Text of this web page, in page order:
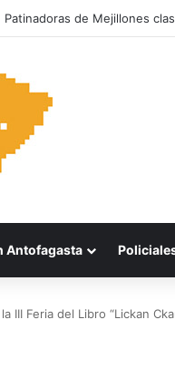
FOSIS garantiza suministro
Antofagasta
III Feria del Libro “Lickan